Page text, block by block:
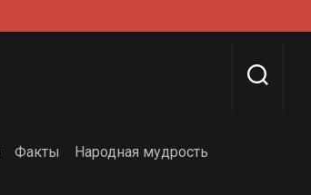
Факты Народная мудрость